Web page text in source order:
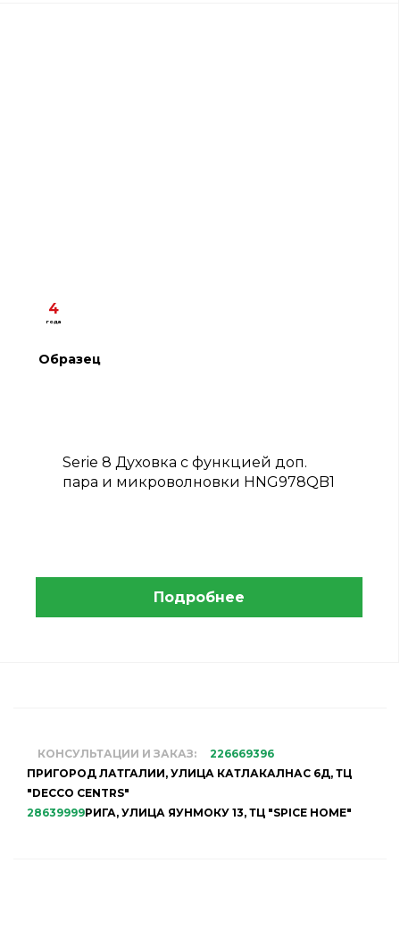
4
года
Образец
Serie 8 Духовка с функцией доп.
пара и микроволновки HNG978QB1
Подробнее
КОНСУЛЬТАЦИИ И ЗАКАЗ:
226669396
ПРИГОРОД ЛАТГАЛИИ, УЛИЦА КАТЛАКАЛНАС 6Д, ТЦ
"DECCO CENTRS"
28639999РИГА, УЛИЦА ЯУНМОКУ 13, ТЦ "SPICE HOME"